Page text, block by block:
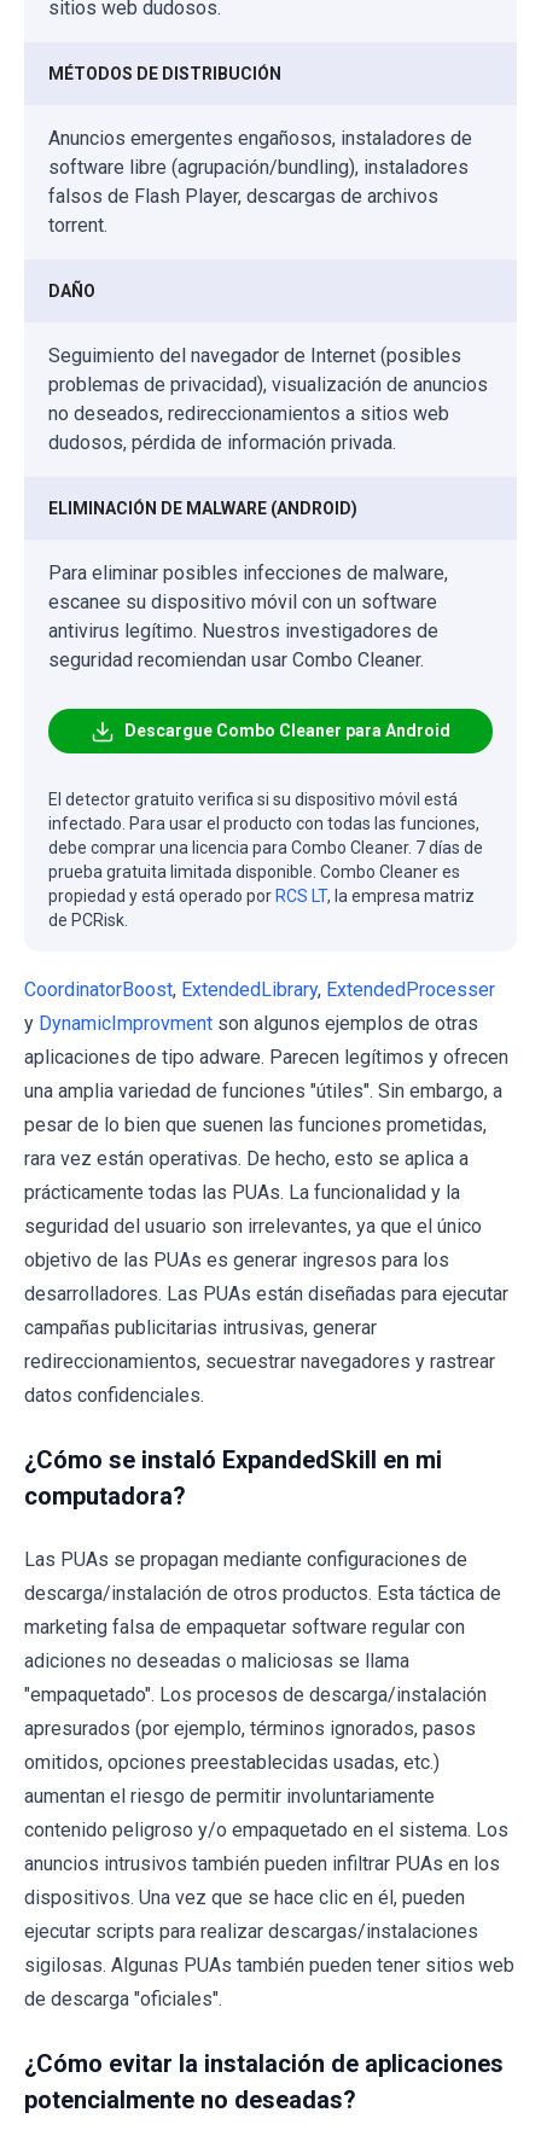
sitios web dudosos.
MÉTODOS DE DISTRIBUCIÓN
Anuncios emergentes engañosos, instaladores de
software libre (agrupación/bundling), instaladores
falsos de Flash Player, descargas de archivos
torrent.
DAÑO
Seguimiento del navegador de Internet (posibles
problemas de privacidad), visualización de anuncios
no deseados, redireccionamientos a sitios web
dudosos, pérdida de información privada.
ELIMINACIÓN DE MALWARE (ANDROID)
Para eliminar posibles infecciones de malware,
escanee su dispositivo móvil con un software
antivirus legítimo. Nuestros investigadores de
seguridad recomiendan usar Combo Cleaner.
Descargue Combo Cleaner para Android
El detector gratuito verifica si su dispositivo móvil está
infectado. Para usar el producto con todas las funciones,
debe comprar una licencia para Combo Cleaner. 7 días de
prueba gratuita limitada disponible. Combo Cleaner es
propiedad y está operado por RCS LT, la empresa matriz
de PCRisk.
CoordinatorBoost, ExtendedLibrary, ExtendedProcesser
y DynamicImprovment son algunos ejemplos de otras
aplicaciones de tipo adware. Parecen legítimos y ofrecen
una amplia variedad de funciones "útiles". Sin embargo, a
pesar de lo bien que suenen las funciones prometidas,
rara vez están operativas. De hecho, esto se aplica a
prácticamente todas las PUAs. La funcionalidad y la
seguridad del usuario son irrelevantes, ya que el único
objetivo de las PUAs es generar ingresos para los
desarrolladores. Las PUAs están diseñadas para ejecutar
campañas publicitarias intrusivas, generar
redireccionamientos, secuestrar navegadores y rastrear
datos confidenciales.
¿Cómo se instaló ExpandedSkill en mi
computadora?
Las PUAs se propagan mediante configuraciones de
descarga/instalación de otros productos. Esta táctica de
marketing falsa de empaquetar software regular con
adiciones no deseadas o maliciosas se llama
"empaquetado". Los procesos de descarga/instalación
apresurados (por ejemplo, términos ignorados, pasos
omitidos, opciones preestablecidas usadas, etc.)
aumentan el riesgo de permitir involuntariamente
contenido peligroso y/o empaquetado en el sistema. Los
anuncios intrusivos también pueden infiltrar PUAs en los
dispositivos. Una vez que se hace clic en él, pueden
ejecutar scripts para realizar descargas/instalaciones
sigilosas. Algunas PUAs también pueden tener sitios web
de descarga "oficiales".
¿Cómo evitar la instalación de aplicaciones
potencialmente no deseadas?